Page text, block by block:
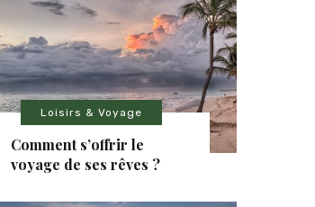
Loisirs & Voyage
Comment s’offrir le
voyage de ses rêves ?